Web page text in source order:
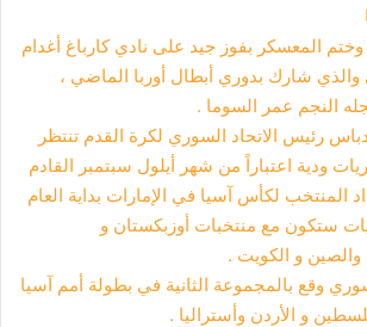
المعسكر بفوز جيد على نادي كارباغ أغدام
والذي شارك بدوري أبطال أوربا الماضي ،
النجم عمر السوما .
رئيس الاتحاد السوري لكرة القدم تنتظر
ودية اعتباراً من شهر أيلول سبتمبر القادم
المنتخب لكأس آسيا في الإمارات بداية العام
ستكون مع منتخبات أوزبكستان و
والصين و الكويت .
وقع بالمجموعة الثانية في بطولة أمم آسيا
و الأردن وأستراليا .